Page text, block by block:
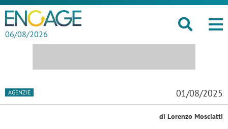
06/08/2026
AGENZIE 01/08/2025
di Lorenzo Mosciatti